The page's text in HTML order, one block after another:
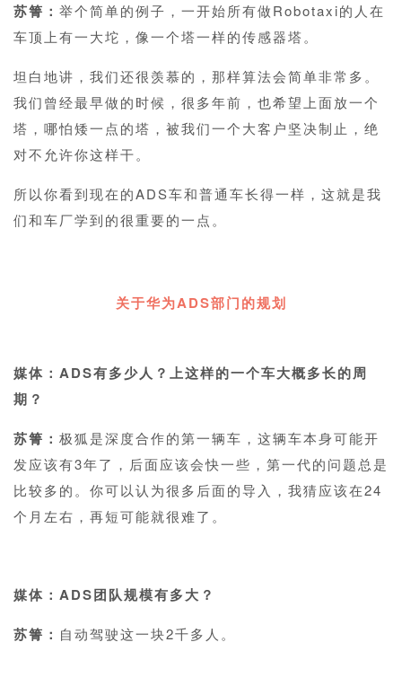
苏箐： 举个简单的例子，一开始所有做Robotaxi的人在
车顶上有一大坨，像一个塔一样的传感器塔。
坦白地讲，我们还很羡慕的，那样算法会简单非常多。
我们曾经最早做的时候，很多年前，也希望上面放一个
塔，哪怕矮一点的塔，被我们一个大客户坚决制止，绝
对不允许你这样干。
所以你看到现在的ADS车和普通车长得一样，这就是我
们和车厂学到的很重要的一点。
关于华为ADS部门的规划
媒体：ADS有多少人？上这样的一个车大概多长的周
期？
苏箐： 极狐是深度合作的第一辆车，这辆车本身可能开
发应该有3年了，后面应该会快一些，第一代的问题总是
比较多的。你可以认为很多后面的导入，我猜应该在24
个月左右，再短可能就很难了。
媒体：ADS团队规模有多大？
苏箐： 自动驾驶这一块2千多人。